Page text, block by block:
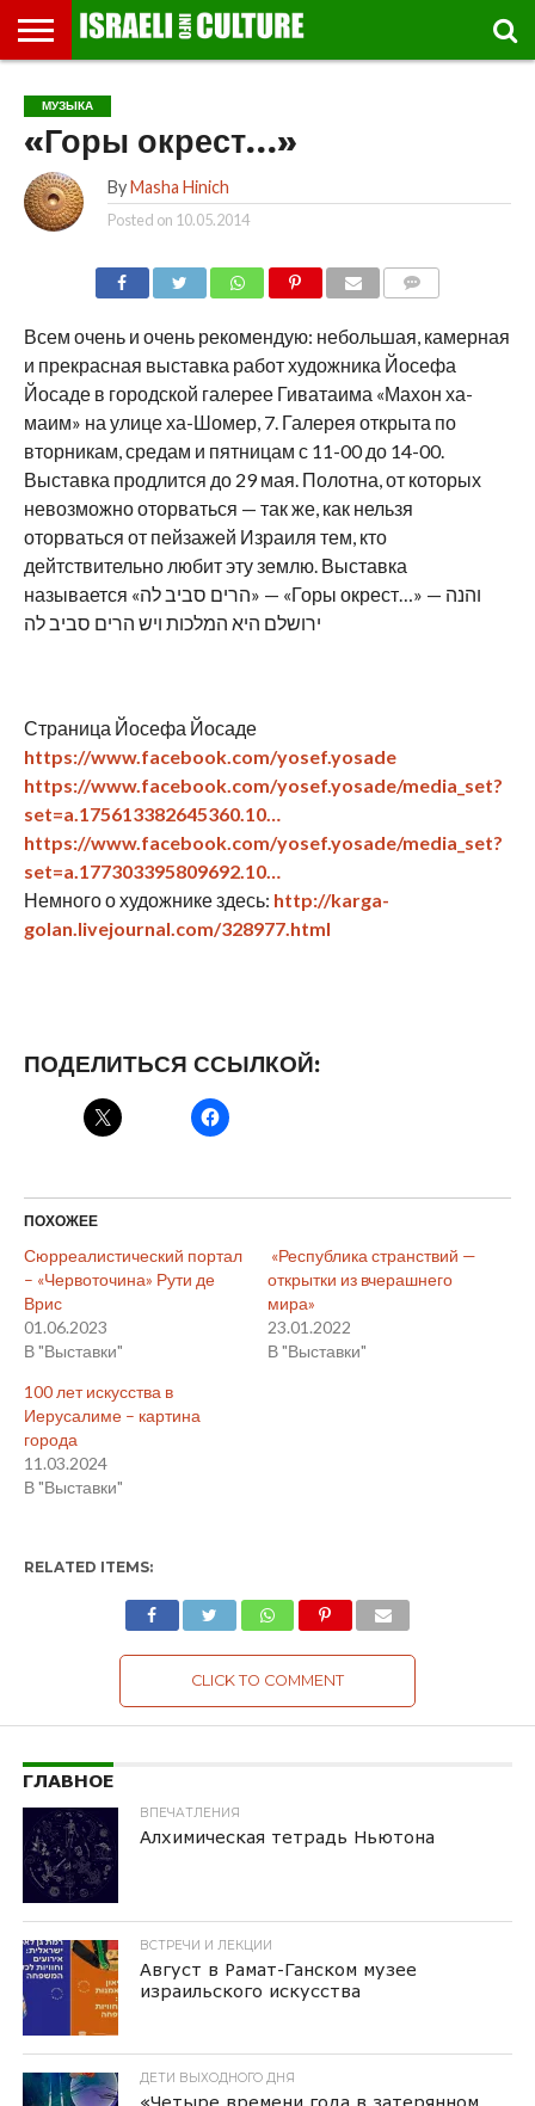
МУЗЕИ
СТРАНА
ФЕСТИВАЛЕЙ
ТЕАТР
КНИГИ.
ТЕКСТЫ
МУЗЫКА
РЕЛИГИЯ/
ИСТОРИЯ
ДВИЖЕНИЕ
ДЕТИ
ВЫХОДНОГО
ДНЯ
МАРШРУТЫ
ПРОГУЛЬЩИКА
ВИДЕО-
РЕЧИ
ВПЕЧАТЛЕНИЯ
ВСТРЕЧИ
И
ЛЕКЦИИ
ИНТЕРВЬЮ
КИНО
TEL
AVIV
GLOBAL
МУЗЫКА
«Горы окрест…»
By Masha Hinich
Posted on 10.05.2014
Всем очень и очень рекомендую: небольшая, камерная
и прекрасная выставка работ художника Йосефа
Йосаде в городской галерее Гиватаима «Махон ха-
маим» на улице ха-Шомер, 7. Галерея открыта по
вторникам, средам и пятницам с 11-00 до 14-00.
Выставка продлится до 29 мая. Полотна, от которых
невозможно оторваться — так же, как нельзя
оторваться от пейзажей Израиля тем, кто
дейтствительно любит эту землю. Выставка
называется «הרים סביב לה» — «Горы окрест…» — והנה
ירושלם היא המלכות ויש הרים סביב לה
Страница Йосефа Йосаде
https://www.facebook.com/yosef.yosade
https://www.facebook.com/yosef.yosade/media_set?
set=a.175613382645360.10…
https://www.facebook.com/yosef.yosade/media_set?
set=a.177303395809692.10…
Немного о художнике здесь: http://karga-
golan.livejournal.com/328977.html
ПОДЕЛИТЬСЯ ССЫЛКОЙ:
ПОХОЖЕЕ
Сюрреалистический портал
– «Червоточина» Рути де
Врис
01.06.2023
В "Выставки"
«Республика странствий —
открытки из вчерашнего
мира»
23.01.2022
В "Выставки"
100 лет искусства в
Иерусалиме – картина
города
11.03.2024
В "Выставки"
RELATED ITEMS:
CLICK TO COMMENT
ГЛАВНОЕ
ВПЕЧАТЛЕНИЯ
Алхимическая тетрадь Ньютона
ВСТРЕЧИ И ЛЕКЦИИ
Август в Рамат-Ганском музее
израильского искусства
ДЕТИ ВЫХОДНОГО ДНЯ
«Четыре времени года в затерянном